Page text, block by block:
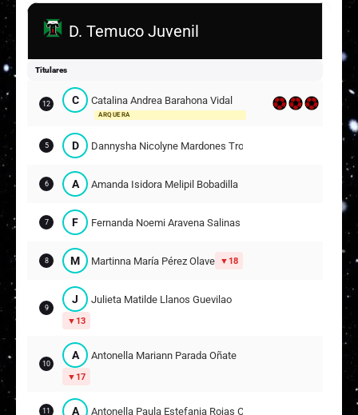
D. Temuco Juvenil
Titulares
12 C Catalina Andrea Barahona Vidal
ARQUERA
5 D Dannysha Nicolyne Mardones Troncoso
6 A Amanda Isidora Melipil Bobadilla
7 F Fernanda Noemi Aravena Salinas
8 M Martinna María Pérez Olave 18
9
J Julieta Matilde Llanos Guevilao
13
10
A Antonella Mariann Parada Oñate
17
11 A Antonella Paula Estefania Rojas Carrillo